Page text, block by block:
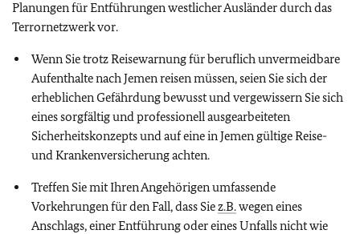
Planungen für Entführungen westlicher Ausländer durch das
Terrornetzwerk vor.
Wenn Sie trotz Reisewarnung für beruflich unvermeidbare
Aufenthalte nach Jemen reisen müssen, seien Sie sich der
erheblichen Gefährdung bewusst und vergewissern Sie sich
eines sorgfältig und professionell ausgearbeiteten
Sicherheitskonzepts und auf eine in Jemen gültige Reise-
und Krankenversicherung achten.
Treffen Sie mit Ihren Angehörigen umfassende
Vorkehrungen für den Fall, dass Siez.B.wegen eines
Anschlags, einer Entführung oder eines Unfalls nicht wie